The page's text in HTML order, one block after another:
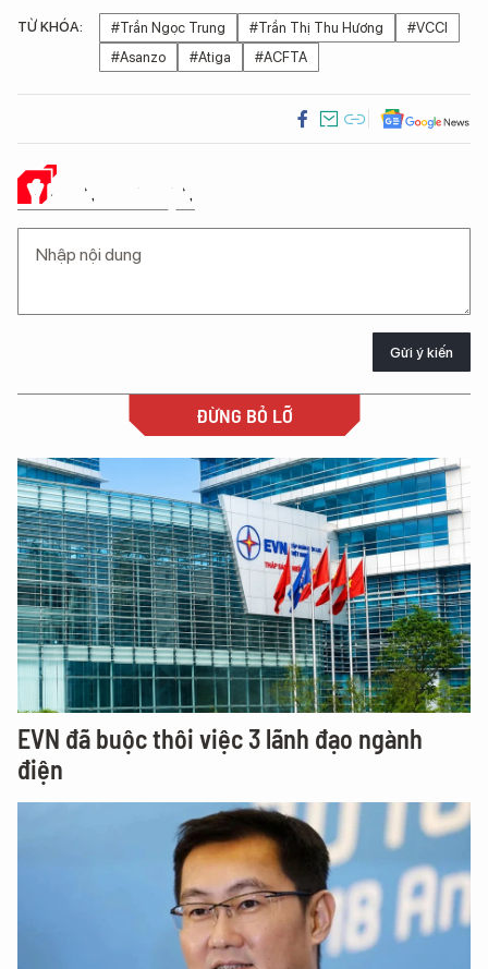
TỪ KHÓA: #Trần Ngọc Trung #Trần Thị Thu Hương
#VCCI
#Asanzo
#Atiga #ACFTA
Ý KIẾN CỦA BẠN
Gửi ý kiến
ĐỪNG BỎ LỠ
EVN đã buộc thôi việc 3 lãnh đạo ngành
điện